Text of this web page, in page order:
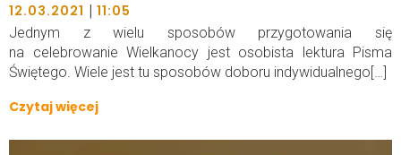
12.03.2021 | 11:05
Jednym z wielu sposobów przygotowania się
na celebrowanie Wielkanocy jest osobista lektura Pisma
Świętego. Wiele jest tu sposobów doboru indywidualnego[…]
Czytaj więcej